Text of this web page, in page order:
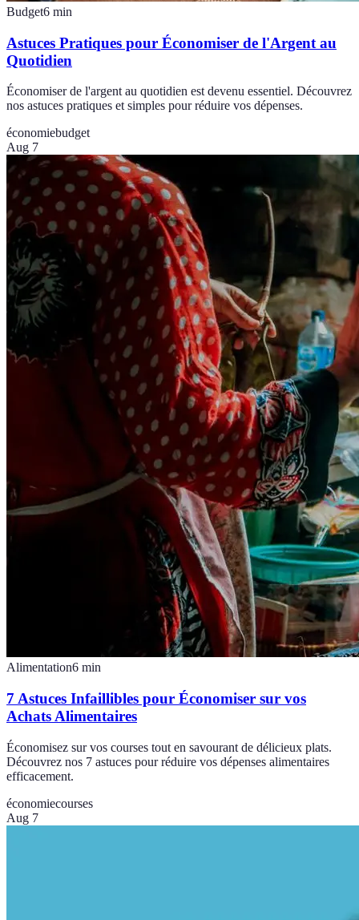
Budget6 min
Astuces Pratiques pour Économiser de l'Argent au
Quotidien
Économiser de l'argent au quotidien est devenu essentiel. Découvrez
nos astuces pratiques et simples pour réduire vos dépenses.
économiebudget
Aug 7
Alimentation6 min
7 Astuces Infaillibles pour Économiser sur vos
Achats Alimentaires
Économisez sur vos courses tout en savourant de délicieux plats.
Découvrez nos 7 astuces pour réduire vos dépenses alimentaires
efficacement.
économiecourses
Aug 7